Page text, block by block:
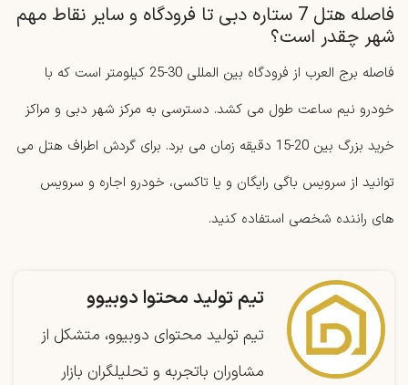
فاصله هتل 7 ستاره دبی تا فرودگاه و سایر نقاط مهم
شهر چقدر است؟
فاصله برج العرب از فرودگاه بین ‌المللی 30-25 کیلومتر است که با
خودرو نیم ساعت طول می‌ کشد. دسترسی به مرکز شهر دبی و مراکز
خرید بزرگ بین 20-15 دقیقه زمان می برد. برای گردش اطراف هتل می
توانید از سرویس باگی رایگان و یا تاکسی، خودرو اجاره و سرویس
‌های راننده شخصی استفاده کنید.
تیم تولید محتوا دوبیوو
تیم تولید محتوای دوبیوو، متشکل از
مشاوران باتجربه و تحلیلگران بازار